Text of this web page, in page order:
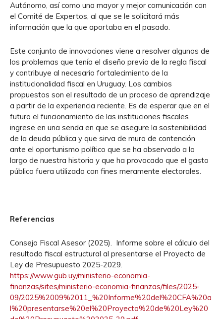
Autónomo, así como una mayor y mejor comunicación con
el Comité de Expertos, al que se le solicitará más
información que la que aportaba en el pasado.
Este conjunto de innovaciones viene a resolver algunos de
los problemas que tenía el diseño previo de la regla fiscal
y contribuye al necesario fortalecimiento de la
institucionalidad fiscal en Uruguay. Los cambios
propuestos son el resultado de un proceso de aprendizaje
a partir de la experiencia reciente. Es de esperar que en el
futuro el funcionamiento de las instituciones fiscales
ingrese en una senda en que se asegure la sostenibilidad
de la deuda pública y que sirva de muro de contención
ante el oportunismo político que se ha observado a lo
largo de nuestra historia y que ha provocado que el gasto
público fuera utilizado con fines meramente electorales.
Referencias
Consejo Fiscal Asesor (2025). Informe sobre el cálculo del
resultado fiscal estructural al presentarse el Proyecto de
Ley de Presupuesto 2025-2029.
https://www.gub.uy/ministerio-economia-
finanzas/sites/ministerio-economia-finanzas/files/2025-
09/2025%2009%2011_%20Informe%20del%20CFA%20a
l%20presentarse%20el%20Proyecto%20de%20Ley%20